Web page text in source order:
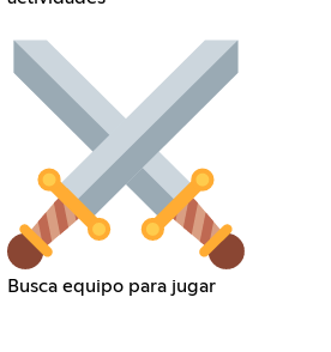
Busca equipo para jugar